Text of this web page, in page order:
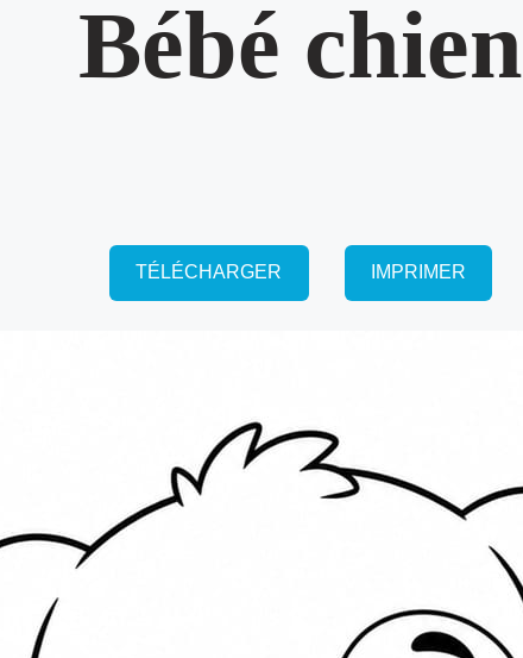
Bébé chien
TÉLÉCHARGER IMPRIMER